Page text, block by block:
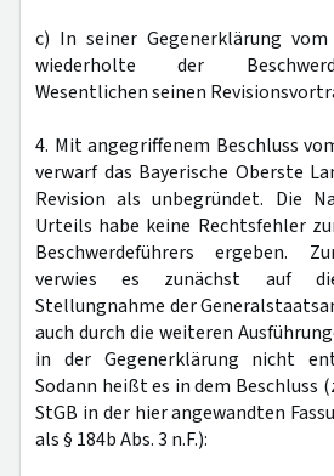
c) In seiner Gegenerklärung
wiederholte der
Wesentlichen seinen
4. Mit angegriffenem Beschluss
verwarf das Bayerische Oberste
Revision als unbegründet. Die
Urteils habe keine Rechtsfehler
Beschwerdeführers ergeben.
verwies es zunächst auf
Stellungnahme der
auch durch die weiteren
in der Gegenerklärung nicht
Sodann heißt es in dem Beschluss
StGB in der hier angewandten
als § 184b Abs. 3 n.F.):